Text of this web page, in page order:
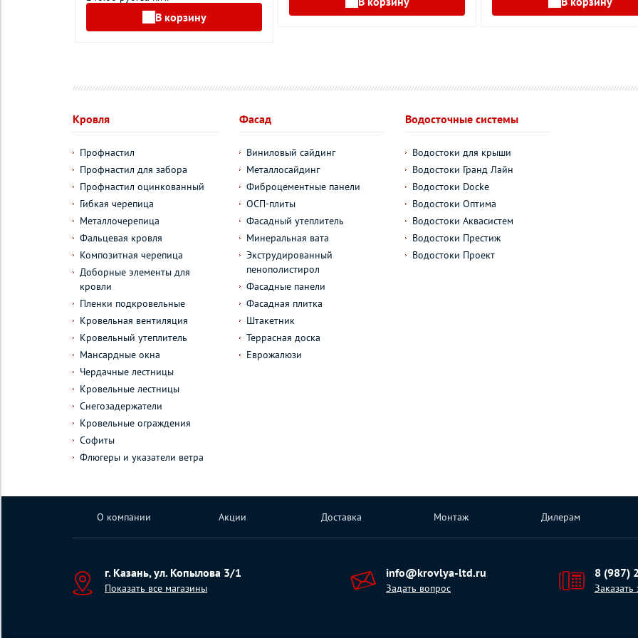
В корзину
Кровля
Профнастил
Профнастил для забора
Профнастил оцинкованный
Гибкая черепица
Металлочерепица
Фальцевая кровля
Композитная черепица
Доборные элементы для
кровли
Пленки подкровельные
Кровельная вентиляция
Кровельный утеплитель
Мансардные окна
Чердачные лестницы
Кровельные лестницы
Снегозадержатели
Кровельные ограждения
Софиты
Флюгеры и указатели ветра
Фасад
Виниловый сайдинг
Металлосайдинг
Фиброцементные панели
ОСП-плиты
Фасадный утеплитель
Минеральная вата
Экструдированный
пенополистирол
Фасадные панели
Фасадная плитка
Штакетник
Террасная доска
Еврожалюзи
Водосточные системы
Водостоки для крыши
Водостоки Гранд Лайн
Водостоки Docke
Водостоки Оптима
Водостоки Аквасистем
Водостоки Престиж
Водостоки Проект
О компании Акции Доставка Монтаж Дилерам
г. Казань, ул. Копылова 3/1
Показать все магазины
info@krovlya-ltd.ru
Задать вопрос
8 (987)
Заказать